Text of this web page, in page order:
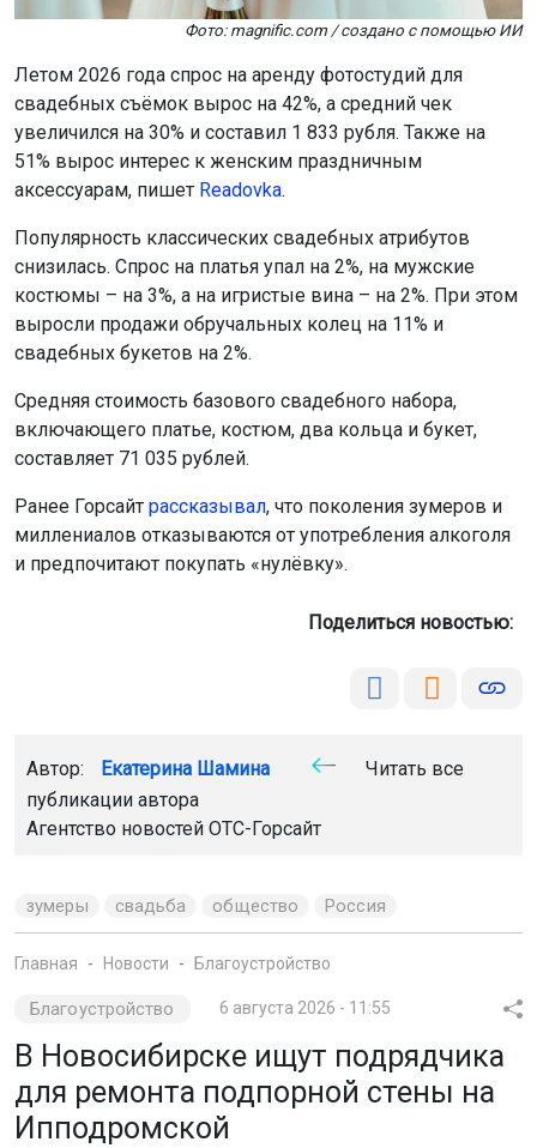
Фото: magnific.com / создано с помощью ИИ
Летом 2026 года спрос на аренду фотостудий для
свадебных съёмок вырос на 42%, а средний чек
увеличился на 30% и составил 1 833 рубля. Также на
51% вырос интерес к женским праздничным
аксессуарам, пишет Readovka.
Популярность классических свадебных атрибутов
снизилась. Спрос на платья упал на 2%, на мужские
костюмы – на 3%, а на игристые вина – на 2%. При этом
выросли продажи обручальных колец на 11% и
свадебных букетов на 2%.
Средняя стоимость базового свадебного набора,
включающего платье, костюм, два кольца и букет,
составляет 71 035 рублей.
Ранее Горсайт рассказывал, что поколения зумеров и
миллениалов отказываются от употребления алкоголя
и предпочитают покупать «нулёвку».
Поделиться новостью:
Автор: Екатерина Шамина
Читать все
публикации автора
Агентство новостей ОТС-Горсайт
зумеры свадьба общество Россия
Главная Новости Благоустройство
Благоустройство 6 августа 2026 - 11:55
В Новосибирске ищут подрядчика
для ремонта подпорной стены на
Ипподромской